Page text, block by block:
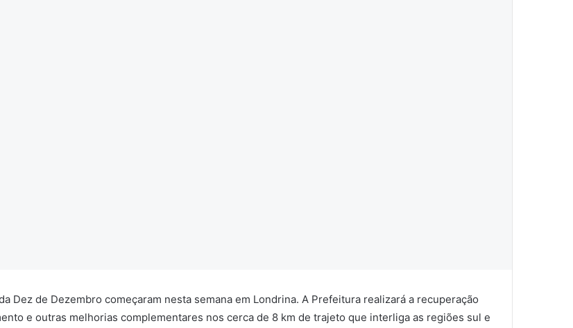
Dez de Dezembro começaram nesta semana em Londrina. A Prefeitura realizará a recuperação
e outras melhorias complementares nos cerca de 8 km de trajeto que interliga as regiões sul e